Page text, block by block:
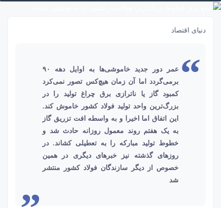
دنیای اقتصاد
عمر دور جدید خاموشی‏‏‌ها به اوایل دهه ۹۰
برمی‏‏‌گردد اما آن زمان هیچ‌کس تصور نمی‏‏‌کرد
کمبود گاز یا ناترازی برق چراغ تولید را در
بزرگ‌ترین واحد تولید فولاد کشور خاموش کند.
این اتفاق اما اخیرا و به واسطه افت تزریق گاز
به یک هفتم روند معمول روزانه حادث شد و
خطوط تولید مبارکه را به تعطیلی کشاند. در
روزهای گذشته نیز خبرهای دیگری در همین
خصوص از دیگر سازندگان فولاد کشور منتشر
شد